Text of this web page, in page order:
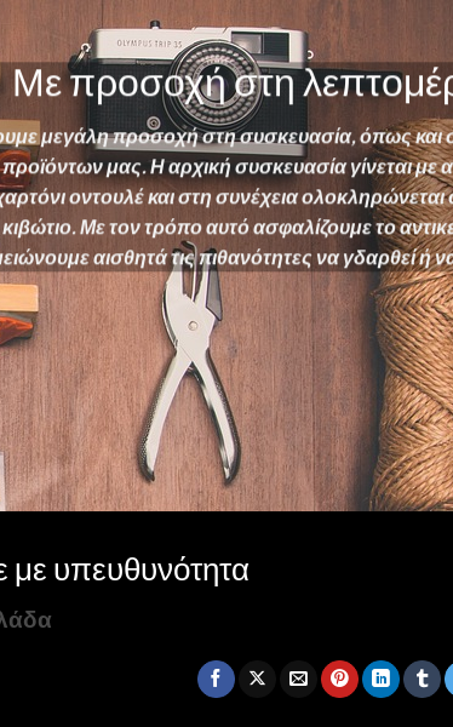
Με προσοχή στη
μεγάλη προσοχή στη συσκευασία, όπως και
μας. Η αρχική συσκευασία γίνεται με
οντουλέ και στη συνέχεια ολοκληρώνεται
κιβώτιο. Με τον τρόπο αυτό ασφαλίζουμε το
αισθητά τις πιθανότητες να γδαρθεί ή
με υπευθυνότητα